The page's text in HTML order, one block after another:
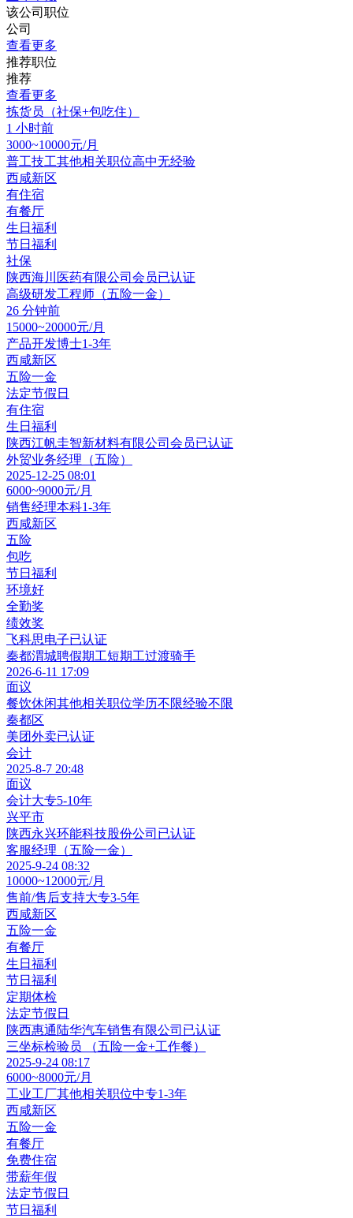
该公司职位
公司
查看更多
推荐职位
推荐
查看更多
拣货员（社保+包吃住）
1 小时前
3000~10000元/月
普工技工其他相关职位高中无经验
西咸新区
有住宿
有餐厅
生日福利
节日福利
社保
陕西海川医药有限公司 会员已认证
高级研发工程师（五险一金）
26 分钟前
15000~20000元/月
产品开发博士1-3年
西咸新区
五险一金
法定节假日
有住宿
生日福利
陕西江帆圭智新材料有限公司 会员已认证
外贸业务经理（五险）
2025-12-25 08:01
6000~9000元/月
销售经理本科1-3年
西咸新区
五险
包吃
节日福利
环境好
全勤奖
绩效奖
飞科思电子已认证
秦都渭城聘假期工短期工过渡骑手
2026-6-11 17:09
面议
餐饮休闲其他相关职位学历不限经验不限
秦都区
美团外卖已认证
会计
2025-8-7 20:48
面议
会计大专5-10年
兴平市
陕西永兴环能科技股份公司 已认证
客服经理（五险一金）
2025-9-24 08:32
10000~12000元/月
售前/售后支持大专3-5年
西咸新区
五险一金
有餐厅
生日福利
节日福利
定期体检
法定节假日
陕西惠通陆华汽车销售有限公司 已认证
三坐标检验员 （五险一金+工作餐）
2025-9-24 08:17
6000~8000元/月
工业工厂其他相关职位中专1-3年
西咸新区
五险一金
有餐厅
免费住宿
带薪年假
法定节假日
节日福利